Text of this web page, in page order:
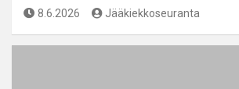
8.6.2026 Jääkiekkoseuranta